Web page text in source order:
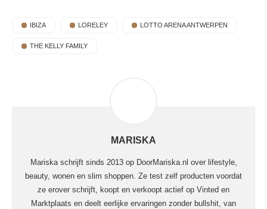
IBIZA LORELEY LOTTO ARENA ANTWERPEN
THE KELLY FAMILY
MARISKA
Mariska schrijft sinds 2013 op DoorMariska.nl over lifestyle,
beauty, wonen en slim shoppen. Ze test zelf producten voordat
ze erover schrijft, koopt en verkoopt actief op Vinted en
Marktplaats en deelt eerlijke ervaringen zonder bullshit, van